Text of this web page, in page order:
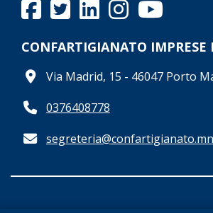
CONFARTIGIANATO
Via Madrid, 15 - 46047 Porto
0376408778